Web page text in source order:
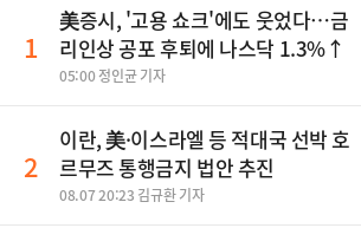
1
美증시, '고용 쇼크'에도 웃었다…금
리인상 공포 후퇴에 나스닥 1.3%↑
05:00 정인균 기자
2
이란, 美·이스라엘 등 적대국 선박 호
르무즈 통행금지 법안 추진
08.07 20:23 김규환 기자